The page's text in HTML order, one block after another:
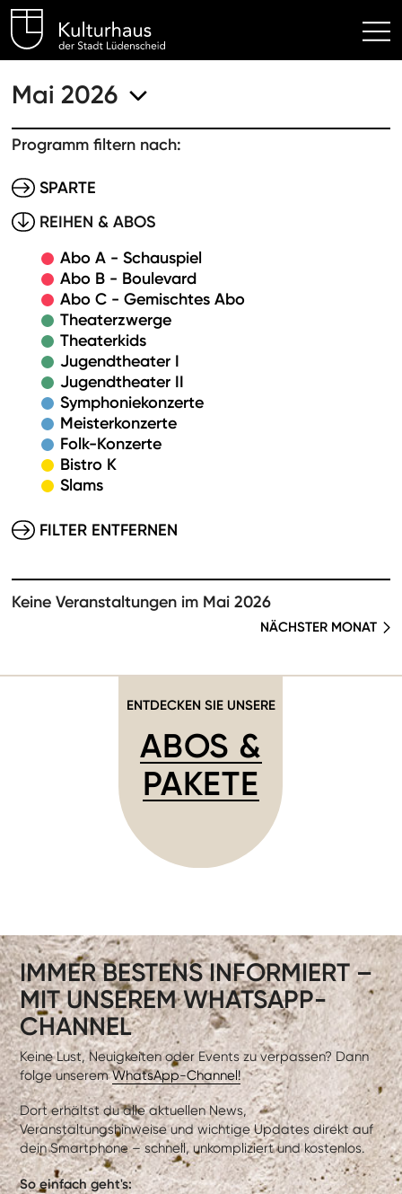
Kulturhaus Lüdenscheid
Mai 2026
Programm filtern nach:
SPARTE
REIHEN & ABOS
Abo A - Schauspiel
Abo B - Boulevard
Abo C - Gemischtes Abo
Theaterzwerge
Theaterkids
Jugendtheater I
Jugendtheater II
Symphoniekonzerte
Meisterkonzerte
Folk-Konzerte
Bistro K
Slams
FILTER ENTFERNEN
Keine Veranstaltungen im Mai 2026
NÄCHSTER MONAT
ENTDECKEN SIE UNSERE
ABOS &
PAKETE
IMMER BESTENS INFORMIERT –
MIT UNSEREM WHATSAPP-
CHANNEL
Keine Lust, Neuigkeiten oder Events zu verpassen? Dann
folge unseremWhatsApp-Channel!
Dort erhältst du alle aktuellen News,
Veranstaltungshinweise und wichtige Updates direkt auf
dein Smartphone – schnell, unkompliziert und kostenlos.
So einfach geht's: